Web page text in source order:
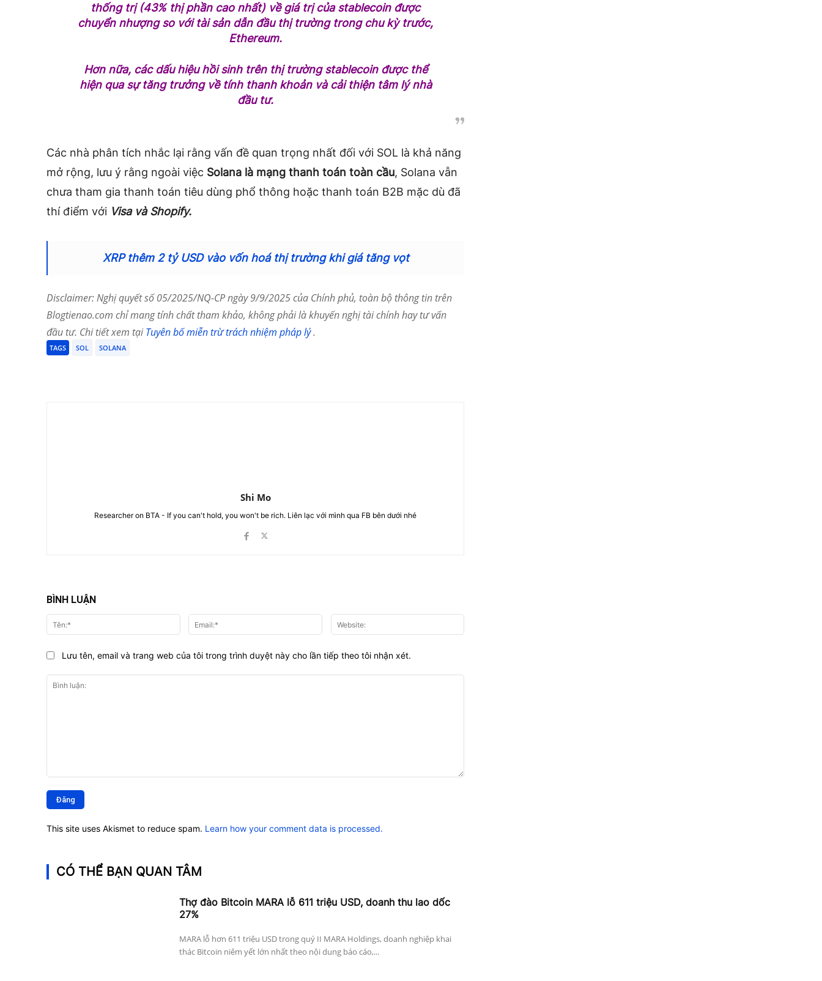
thống trị (43% thị phần cao nhất) về giá trị của stablecoin được
chuyển nhượng so với tài sản dẫn đầu thị trường trong chu kỳ trước,
Ethereum.
Hơn nữa, các dấu hiệu hồi sinh trên thị trường stablecoin được thể
hiện qua sự tăng trưởng về tính thanh khoản và cải thiện tâm lý nhà
đầu tư.
Các nhà phân tích nhắc lại rằng vấn đề quan trọng nhất đối với SOL là khả năng
mở rộng, lưu ý rằng ngoài việc Solana là mạng thanh toán toàn cầu, Solana vẫn
chưa tham gia thanh toán tiêu dùng phổ thông hoặc thanh toán B2B mặc dù đã
thí điểm với Visa và Shopify.
XRP thêm 2 tỷ USD vào vốn hoá thị trường khi giá tăng vọt
Disclaimer: Nghị quyết số 05/2025/NQ-CP ngày 9/9/2025 của Chính phủ, toàn bộ thông tin trên
Blogtienao.com chỉ mang tính chất tham khảo, không phải là khuyến nghị tài chính hay tư vấn
đầu tư. Chi tiết xem tạiTuyên bố miễn trừ trách nhiệm pháp lý.
TAGS SOL SOLANA
Shi Mo
Researcher on BTA - If you can't hold, you won't be rich. Liên lạc với mình qua FB bên dưới nhé
BÌNH LUẬN
luận:
Tên:* Email:*
Lưu tên, email và trang web của tôi trong trình duyệt này cho lần tiếp theo tôi nhận xét.
This site uses Akismet to reduce spam. Learn how your comment data is processed.
CÓ THỂ BẠN QUAN TÂM
Thợ đào Bitcoin MARA lỗ 611 triệu USD, doanh thu lao dốc
27%
MARA lỗ hơn 611 triệu USD trong quý II MARA Holdings, doanh nghiệp khai
thác Bitcoin niêm yết lớn nhất theo nội dung báo cáo,...